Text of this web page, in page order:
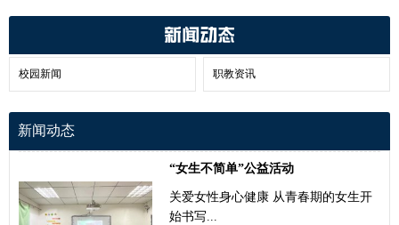
新闻动态
校园新闻 职教资讯
新闻动态
“女生不简单”公益活动
关爱女性身心健康 从青春期的女生开
始书写...